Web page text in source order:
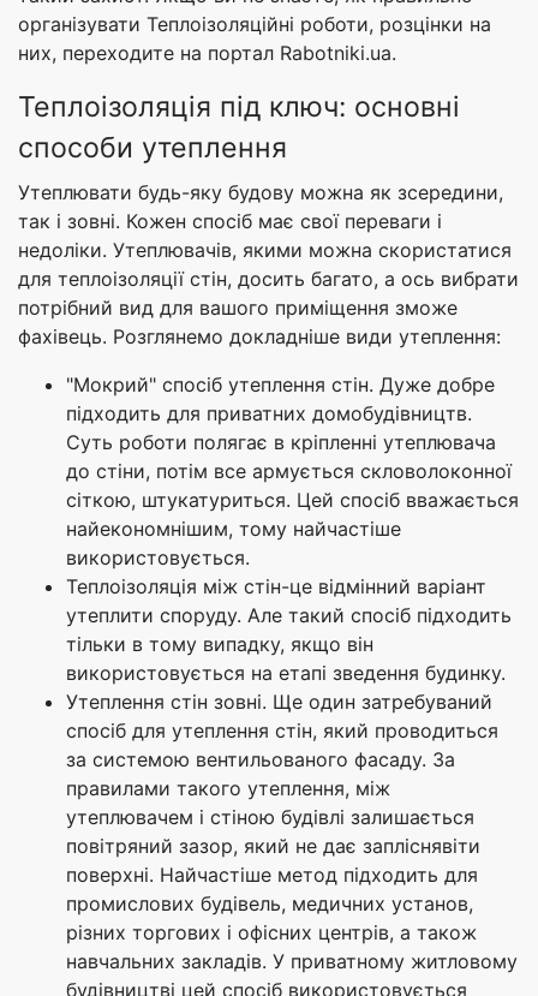
організувати Теплоізоляційні роботи, розцінки на
них, переходите на портал Rabotniki.ua.
Теплоізоляція під ключ: основні
способи утеплення
Утеплювати будь-яку будову можна як зсередини,
так і зовні. Кожен спосіб має свої переваги і
недоліки. Утеплювачів, якими можна скористатися
для теплоізоляції стін, досить багато, а ось вибрати
потрібний вид для вашого приміщення зможе
фахівець. Розглянемо докладніше види утеплення:
"Мокрий" спосіб утеплення стін. Дуже добре
підходить для приватних домобудівництв.
Суть роботи полягає в кріпленні утеплювача
до стіни, потім все армується скловолоконної
сіткою, штукатуриться. Цей спосіб вважається
найекономнішим, тому найчастіше
використовується.
Теплоізоляція між стін-це відмінний варіант
утеплити споруду. Але такий спосіб підходить
тільки в тому випадку, якщо він
використовується на етапі зведення будинку.
Утеплення стін зовні. Ще один затребуваний
спосіб для утеплення стін, який проводиться
за системою вентильованого фасаду. За
правилами такого утеплення, між
утеплювачем і стіною будівлі залишається
повітряний зазор, який не дає запліснявіти
поверхні. Найчастіше метод підходить для
промислових будівель, медичних установ,
різних торгових і офісних центрів, а також
навчальних закладів. У приватному житловому
будівництві цей спосіб використовується